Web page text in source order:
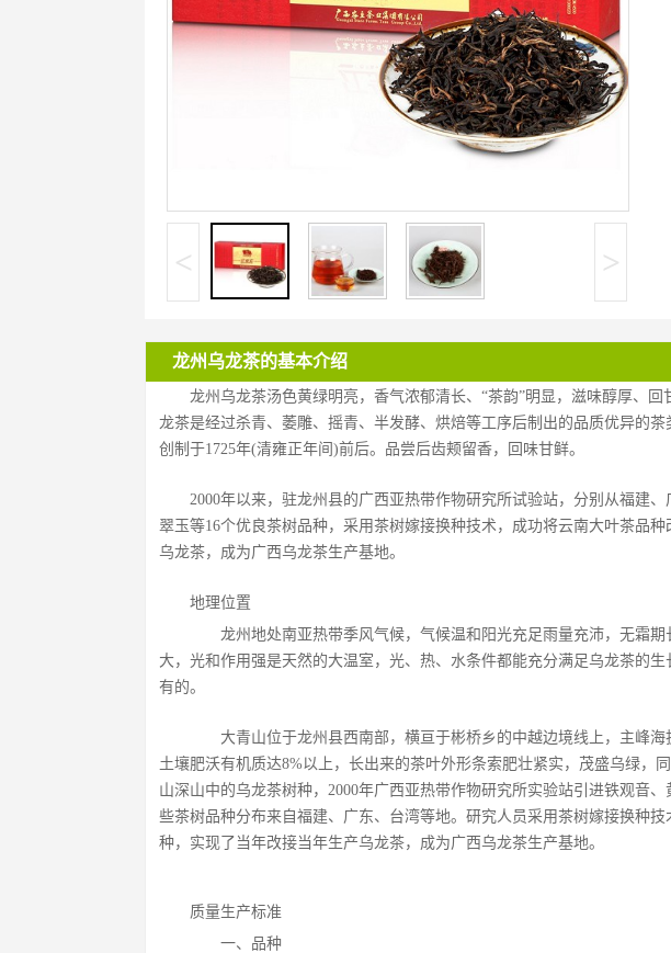
< >
龙州乌龙茶的基本介绍
龙州乌龙茶汤色黄绿明亮，香气浓郁清长、“茶韵”明显，滋味醇厚、
龙茶是经过杀青、萎雕、摇青、半发酵、烘焙等工序后制出的品质优异的茶
创制于1725年(清雍正年间)前后。品尝后齿颊留香，回味甘鲜。
2000年以来，驻龙州县的广西亚热带作物研究所试验站，分别从福建
翠玉等16个优良茶树品种，采用茶树嫁接换种技术，成功将云南大叶茶品
乌龙茶，成为广西乌龙茶生产基地。
地理位置
龙州地处南亚热带季风气候，气候温和阳光充足雨量充沛，无霜期
大，光和作用强是天然的大温室，光、热、水条件都能充分满足乌龙茶的
有的。
大青山位于龙州县西南部，横亘于彬桥乡的中越边境线上，主峰海
土壤肥沃有机质达8%以上，长出来的茶叶外形条索肥壮紧实，茂盛乌绿，
山深山中的乌龙茶树种，2000年广西亚热带作物研究所实验站引进铁观音
些茶树品种分布来自福建、广东、台湾等地。研究人员采用茶树嫁接换种
种，实现了当年改接当年生产乌龙茶，成为广西乌龙茶生产基地。
质量生产标准
一、品种